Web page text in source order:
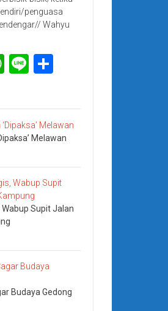
penguasa
Wahyu
WhatsApp
Line
Melawan
Supit Jalan
Budaya Gedong